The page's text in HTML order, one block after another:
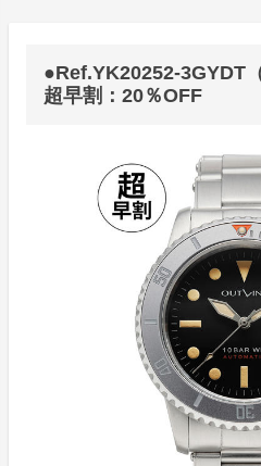
●Ref.YK20252-3GYDT
超早割：20％OFF